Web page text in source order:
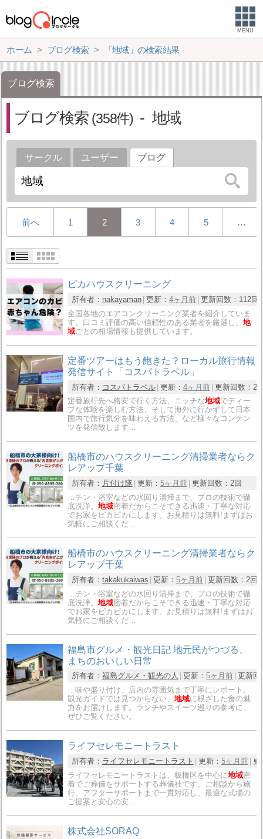
MENU
ホーム ブログ検索 「地域」の検索結果
ブログ検索
ブログ検索 358 地域
サークル ユーザー ブログ
前へ 1 2 3 4 5 …
ピカハウスクリーニング
所有者： nakayaman 更新： 4ヶ月前 更新回数： 112回
全国各地のエアコンクリーニング業者を紹介していま
す。口コミ評価の高い信頼性のある業者を厳選し、地
域 ごとの相場情報も提供しています。
定番ツアーはもう飽きた？ローカル旅行情報
発信サイト「コスパトラベル」
所有者： コスパトラベル 更新： 4ヶ月前 更新回数： 20
定番旅行先へ格安で行く方法、ニッチな地域でディー
プな体験を楽しむ方法、そして海外に行かずして日本
国内で旅行気分を味わえる方法、など様々なコンテン
ツを発信致します…
船橋市のハウスクリーニング清掃業者ならク
レアップ千葉
所有者： 片付け隊 更新： 5ヶ月前 更新回数： 2回
…チン・浴室などの水回り清掃まで、プロの技術で徹
底洗浄。地域密着だからこそできる迅速・丁寧な対応
でお家をピカピカにします。お見積りは無料!まずはお
気軽にご相談くだ…
船橋市のハウスクリーニング清掃業者ならク
レアップ千葉
所有者： takakukaiwas 更新： 5ヶ月前 更新回数： 2回
…チン・浴室などの水回り清掃まで、プロの技術で徹
底洗浄。地域密着だからこそできる迅速・丁寧な対応
でお家をピカピカにします。お見積りは無料!まずはお
気軽にご相談くだ…
福島市グルメ・観光日記 地元民がつづる、
まちのおいしい日常
所有者： 福島グルメ・観光の人 更新： 5ヶ月前 更新回
…味や盛り付け、店内の雰囲気まで丁寧にレポート。
観光ガイドでは見つからない、地域に根ざした食の魅
力をお届けします。ランチやスイーツ巡りの参考に、
ぜひご覧ください。
ライフセレモニートラスト
所有者： ライフセレモニートラスト 更新： 5ヶ月前 更
ライフセレモニートラストは、板橋区を中心に地域密
着でご葬儀をサポートする葬儀社です。ご相談から施
行、アフターサポートまで一貫対応し、最適な式場の
ご提案と安心の安…
株式会社SORAQ